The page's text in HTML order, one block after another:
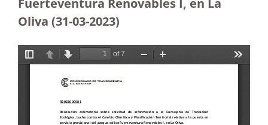
Fuerteventura Renovables I, en La
Oliva (31-03-2023)